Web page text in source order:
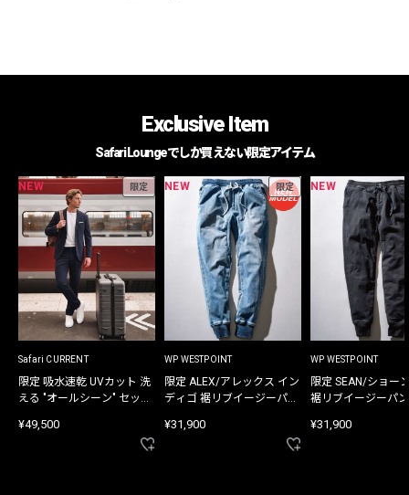
Exclusive Item
Safari Loungeでしか買えない限定アイテム
NEW 限定
Safari CURRENT
限定 吸水速乾 UVカット 洗
える "オールシーン" セット
¥49,500
NEW 限定
WP WESTPOINT
限定 ALEX/アレックス イン
ディゴ 裾リブイージーパン
¥31,900
NEW
WP WESTPOINT
限定 SEAN/ショー
裾リブイージーパ
¥31,900